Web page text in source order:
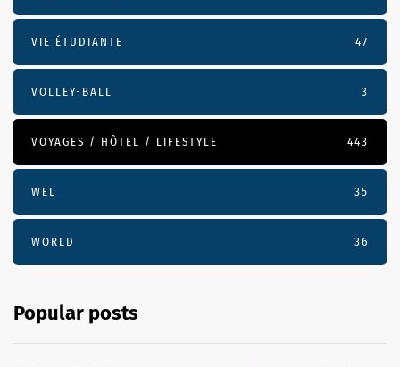
VIE ÉTUDIANTE 47
VOLLEY-BALL 3
VOYAGES / HÔTEL / LIFESTYLE 443
WEL 35
WORLD 36
Popular posts